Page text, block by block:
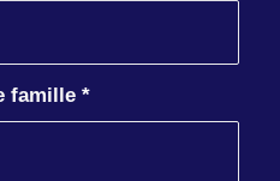
famille *